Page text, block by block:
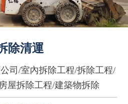
除清運
司/室內拆除工程/拆除工程/
屋拆除工程/建築物拆除